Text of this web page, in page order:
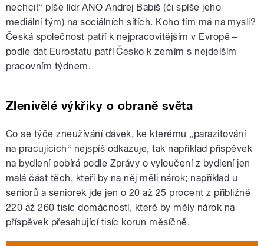
nechci!“ píše lídr ANO Andrej Babiš (či spíše jeho
mediální tým) na sociálních sítích. Koho tím má na mysli?
Česká společnost patří k nejpracovitějším v Evropě –
podle dat Eurostatu patří Česko k zemím s nejdelším
pracovním týdnem.
Zlenivělé výkřiky o obraně světa
Co se týče zneužívání dávek, ke kterému „parazitování
na pracujících“ nejspíš odkazuje, tak například příspěvek
na bydlení pobírá podle Zprávy o vyloučení z bydlení jen
malá část těch, kteří by na něj měli nárok; například u
seniorů a seniorek jde jen o 20 až 25 procent z přibližně
220 až 260 tisíc domácností, které by měly nárok na
příspěvek přesahující tisíc korun měsíčně.